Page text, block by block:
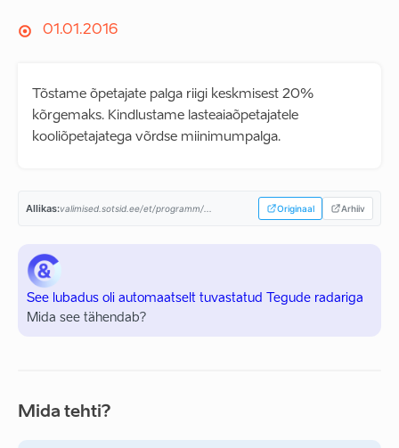
01.01.2016
Tõstame õpetajate palga riigi keskmisest 20%
kõrgemaks. Kindlustame lasteaiaõpetajatele
kooliõpetajatega võrdse miinimumpalga.
Allikas:valimised.sotsid.ee/et/programm/... Originaal Arhiiv
See lubadus oli automaatselt tuvastatud Tegude radariga
Mida see tähendab?
Mida tehti?